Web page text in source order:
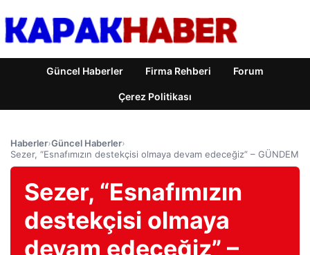
Güncel Haberler Firma Rehberi Forum
Çerez Politikası
Haberler›Güncel Haberler›
Sezer, “Esnafımızın destekçisi olmaya devam edeceğiz” – GÜNDEM
Sezer, “Esnafımızın
destekçisi olmaya
devam edeceğiz” –